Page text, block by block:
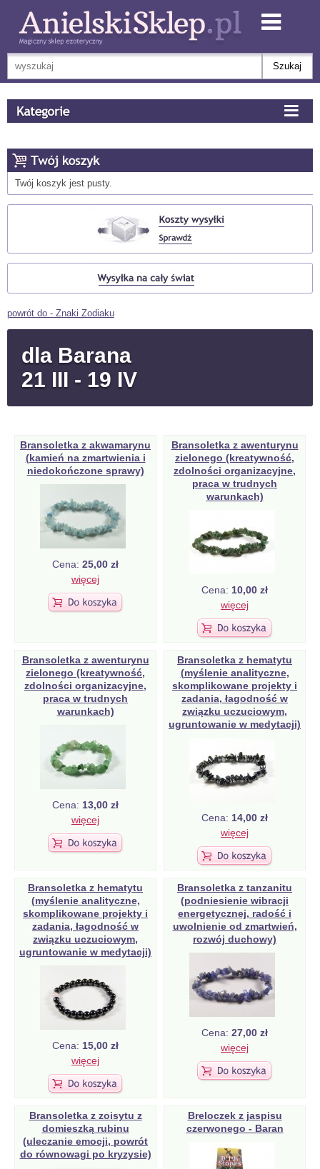
Twój koszyk jest pusty.
powrót do - Znaki Zodiaku
dla Barana
21 III - 19 IV
Bransoletka z akwamarynu
(kamień na zmartwienia i
niedokończone sprawy)
Cena: 25,00 zł
więcej
Bransoletka z awenturynu
zielonego (kreatywność,
zdolności organizacyjne,
praca w trudnych
warunkach)
Cena: 10,00 zł
więcej
Bransoletka z awenturynu
zielonego (kreatywność,
zdolności organizacyjne,
praca w trudnych
warunkach)
Cena: 13,00 zł
więcej
Bransoletka z hematytu
(myślenie analityczne,
skomplikowane projekty i
zadania, łagodność w
związku uczuciowym,
ugruntowanie w medytacji)
Cena: 14,00 zł
więcej
Bransoletka z hematytu
(myślenie analityczne,
skomplikowane projekty i
zadania, łagodność w
związku uczuciowym,
ugruntowanie w medytacji)
Cena: 15,00 zł
więcej
Bransoletka z tanzanitu
(podniesienie wibracji
energetycznej, radość i
uwolnienie od zmartwień,
rozwój duchowy)
Cena: 27,00 zł
więcej
Bransoletka z zoisytu z
domieszką rubinu
(uleczanie emocji, powrót
do równowagi po kryzysie)
Breloczek z jaspisu
czerwonego - Baran